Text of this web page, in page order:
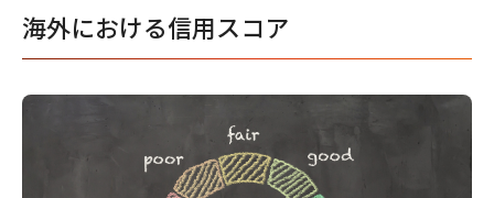
海外における信用スコア